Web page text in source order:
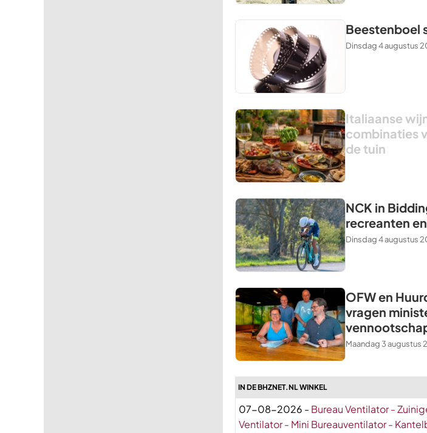
Beestenboel
Dinsdag 4 augustus
Italiaanse
combinaties
de tuin
NCK in
recreanten
Dinsdag 4 augustus
OFW en
vragen
Maandag 3 augustus
IN DE BHZNET.NL WINKEL
07-08-2026 - Bureau Ventilator -
Ventilator - Mini Bureauventilator -